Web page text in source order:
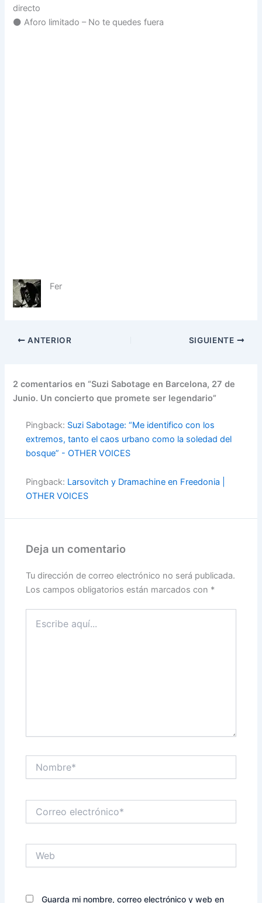
directo
⚫ Aforo limitado – No te quedes fuera
Fer
ANTERIOR SIGUIENTE
2 comentarios en “Suzi Sabotage en Barcelona, 27 de
Junio. Un concierto que promete ser legendario”
Pingback: Suzi Sabotage: “Me identifico con los
extremos, tanto el caos urbano como la soledad del
bosque” - OTHER VOICES
Pingback: Larsovitch y Dramachine en Freedonia |
OTHER VOICES
Deja un comentario
Tu dirección de correo electrónico no será publicada.
Los campos obligatorios están marcados con *
aquí...
electrónico*
Guarda mi nombre, correo electrónico y web en